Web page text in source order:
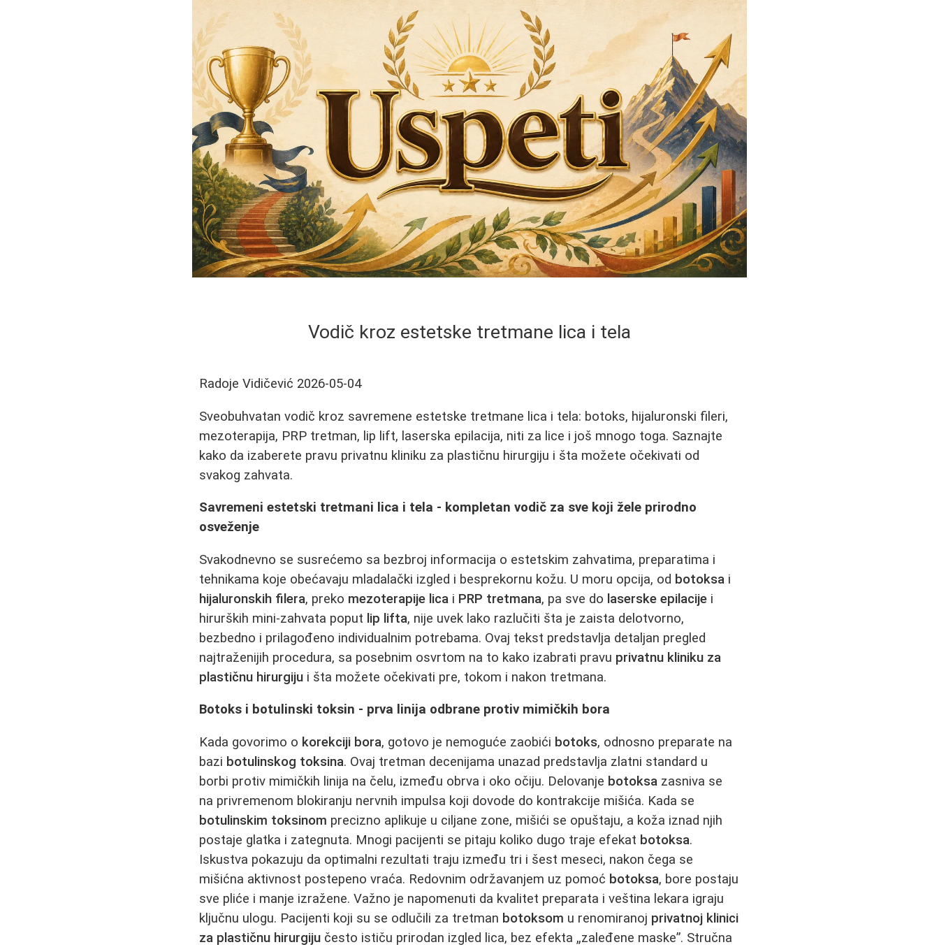
Vodič kroz estetske tretmane lica i tela
Radoje Vidičević 2026-05-04
Sveobuhvatan vodič kroz savremene estetske tretmane lica i tela: botoks, hijaluronski fileri,
mezoterapija, PRP tretman, lip lift, laserska epilacija, niti za lice i još mnogo toga. Saznajte
kako da izaberete pravu privatnu kliniku za plastičnu hirurgiju i šta možete očekivati od
svakog zahvata.
Savremeni estetski tretmani lica i tela - kompletan vodič za sve koji žele prirodno
osveženje
Svakodnevno se susrećemo sa bezbroj informacija o estetskim zahvatima, preparatima i
tehnikama koje obećavaju mladalački izgled i besprekornu kožu. U moru opcija, od botoksa i
hijaluronskih filera, preko mezoterapije lica i PRP tretmana, pa sve do laserske epilacije i
hirurških mini-zahvata poput lip lifta, nije uvek lako razlučiti šta je zaista delotvorno,
bezbedno i prilagođeno individualnim potrebama. Ovaj tekst predstavlja detaljan pregled
najtraženijih procedura, sa posebnim osvrtom na to kako izabrati pravu privatnu kliniku za
plastičnu hirurgiju i šta možete očekivati pre, tokom i nakon tretmana.
Botoks i botulinski toksin - prva linija odbrane protiv mimičkih bora
Kada govorimo o korekciji bora, gotovo je nemoguće zaobići botoks, odnosno preparate na
bazi botulinskog toksina. Ovaj tretman decenijama unazad predstavlja zlatni standard u
borbi protiv mimičkih linija na čelu, između obrva i oko očiju. Delovanje botoksa zasniva se
na privremenom blokiranju nervnih impulsa koji dovode do kontrakcije mišića. Kada se
botulinskim toksinom precizno aplikuje u ciljane zone, mišići se opuštaju, a koža iznad njih
postaje glatka i zategnuta. Mnogi pacijenti se pitaju koliko dugo traje efekat botoksa.
Iskustva pokazuju da optimalni rezultati traju između tri i šest meseci, nakon čega se
mišićna aktivnost postepeno vraća. Redovnim održavanjem uz pomoć botoksa, bore postaju
sve pliće i manje izražene. Važno je napomenuti da kvalitet preparata i veština lekara igraju
ključnu ulogu. Pacijenti koji su se odlučili za tretman botoksom u renomiranoj privatnoj klinici
za plastičnu hirurgiju često ističu prirodan izgled lica, bez efekta „zaleđene maske”. Stručna